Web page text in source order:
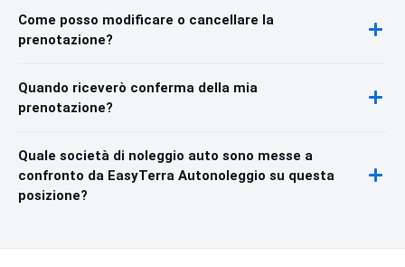
Come posso modificare o cancellare la
prenotazione?
Quando riceverò conferma della mia
prenotazione?
Quale società di noleggio auto sono messe a
confronto da EasyTerra Autonoleggio su questa
posizione?